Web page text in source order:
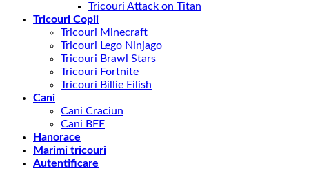
Tricouri Attack on Titan
Tricouri Copii
Tricouri Minecraft
Tricouri Lego Ninjago
Tricouri Brawl Stars
Tricouri Fortnite
Tricouri Billie Eilish
Cani
Cani Craciun
Cani BFF
Hanorace
Marimi tricouri
Autentificare